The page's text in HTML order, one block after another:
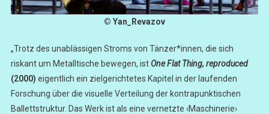
© Yan_Revazov
„Trotz des unablässigen Stroms von Tänzer*innen, die sich
riskant um Metalltische bewegen, ist One Flat Thing, reproduced
(2000) eigentlich ein zielgerichtetes Kapitel in der laufenden
Forschung über die visuelle Verteilung der kontrapunktischen
Ballettstruktur. Das Werk ist als eine vernetzte ‹Maschinerie›